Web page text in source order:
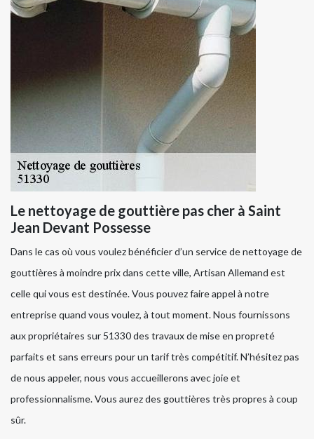
Le nettoyage de gouttière pas cher à Saint
Jean Devant Possesse
Dans le cas où vous voulez bénéficier d’un service de nettoyage de
gouttières à moindre prix dans cette ville, Artisan Allemand est
celle qui vous est destinée. Vous pouvez faire appel à notre
entreprise quand vous voulez, à tout moment. Nous fournissons
aux propriétaires sur 51330 des travaux de mise en propreté
parfaits et sans erreurs pour un tarif très compétitif. N’hésitez pas
de nous appeler, nous vous accueillerons avec joie et
professionnalisme. Vous aurez des gouttières très propres à coup
sûr.